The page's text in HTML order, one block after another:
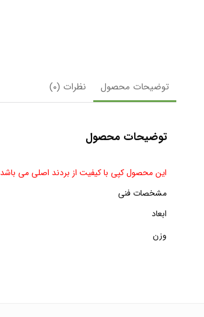
توضیحات محصول نظرات (۰)
توضیحات محصول
این محصول کپی با کیفیت از بردند اصلی می باشد
مشخصات فنی
ابعاد
وزن